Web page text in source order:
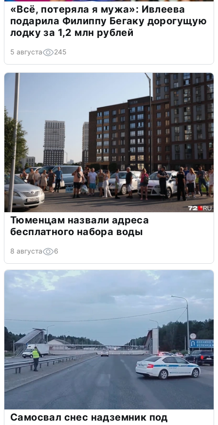
«Всё, потеряла я мужа»: Ивлеева
подарила Филиппу Бегаку дорогущую
лодку за 1,2 млн рублей
5 августа 245
Тюменцам назвали адреса
бесплатного набора воды
8 августа 6
Самосвал снес надземник под